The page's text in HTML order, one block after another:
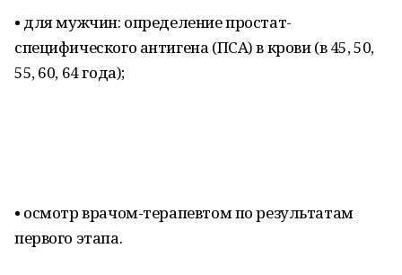
• для мужчин: определение простат-
специфического антигена (ПСА) в крови (в 45, 50,
55, 60, 64 года);
• осмотр врачом-терапевтом по результатам
первого этапа.